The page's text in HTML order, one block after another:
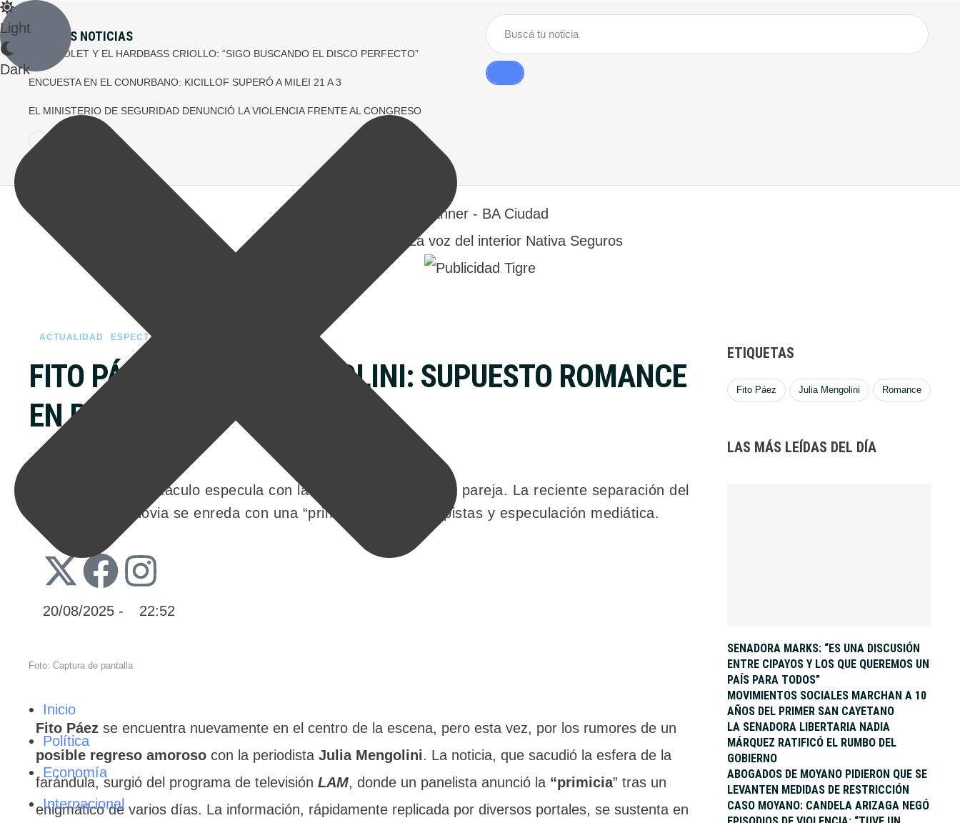
Light
Dark
Inicio
Política
Economía
Internacional
ÚLTIMAS NOTICIAS
CHEBROLET Y EL HARDBASS CRIOLLO: “SIGO BUSCANDO EL DISCO PERFECTO”
ENCUESTA EN EL CONURBANO: KICILLOF SUPERÓ A MILEI 21 A 3
EL MINISTERIO DE SEGURIDAD DENUNCIÓ LA VIOLENCIA FRENTE AL CONGRESO
ACTUALIDAD ESPECTÁCULOS
FITO PÁEZ Y JULIA MENGOLINI: SUPUESTO ROMANCE
EN PUERTA
El mundo del espectáculo especula con la vuelta de una antigua pareja. La reciente separación del
músico y su ex novia se enreda con una “primicia” basada en pistas y especulación mediática.
20/08/2025 - 22:52
Foto: Captura de pantalla
Fito Páez se encuentra nuevamente en el centro de la escena, pero esta vez, por los rumores de un
posible regreso amoroso con la periodista Julia Mengolini. La noticia, que sacudió la esfera de la
farándula, surgió del programa de televisión LAM, donde un panelista anunció la “primicia” tras un
enigmático de varios días. La información, rápidamente replicada por diversos portales, se sustenta en
ETIQUETAS
Fito Páez Julia Mengolini Romance
LAS MÁS LEÍDAS DEL DÍA
SENADORA MARKS: “ES UNA DISCUSIÓN
ENTRE CIPAYOS Y LOS QUE QUEREMOS UN
PAÍS PARA TODOS”
MOVIMIENTOS SOCIALES MARCHAN A 10
AÑOS DEL PRIMER SAN CAYETANO
LA SENADORA LIBERTARIA NADIA
MÁRQUEZ RATIFICÓ EL RUMBO DEL
GOBIERNO
ABOGADOS DE MOYANO PIDIERON QUE SE
LEVANTEN MEDIDAS DE RESTRICCIÓN
CASO MOYANO: CANDELA ARIZAGA NEGÓ